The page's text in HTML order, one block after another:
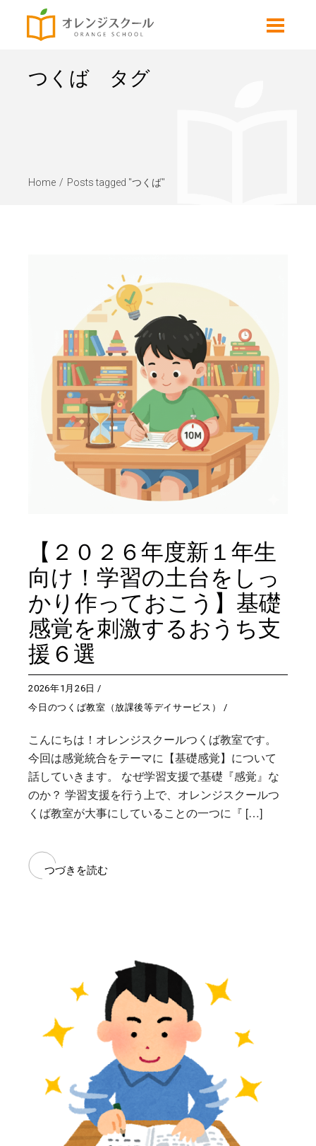
つくば タグ
Home Posts tagged "つくば"
【２０２６年度新１年生
向け！学習の土台をしっ
かり作っておこう】基礎
感覚を刺激するおうち支
援６選
2026年1月26日
今日のつくば教室（放課後等デイサービス）
こんにちは！オレンジスクールつくば教室です。
今回は感覚統合をテーマに【基礎感覚】について
話していきます。 なぜ学習支援で基礎『感覚』な
のか？ 学習支援を行う上で、オレンジスクールつ
くば教室が大事にしていることの一つに『 […]
つづきを読む